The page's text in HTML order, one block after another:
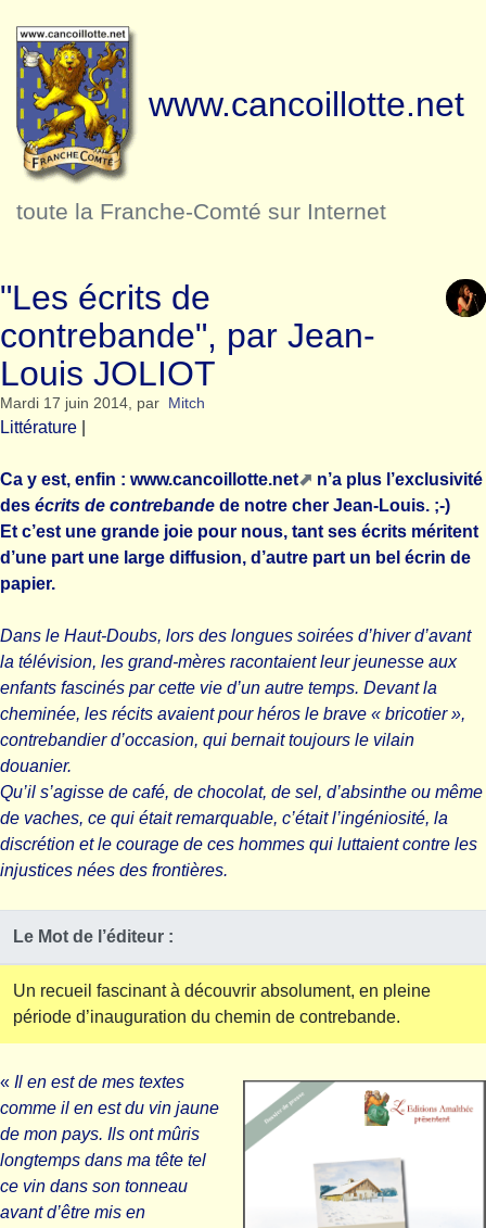
www.cancoillotte.net
toute la Franche-Comté sur Internet
"Les écrits de
contrebande", par Jean-
Louis JOLIOT
Mardi 17 juin 2014, par Mitch
Littérature
Ca y est, enfin : www.cancoillotte.net
n’a plus l’exclusivité
des écrits de contrebande de notre cher Jean-Louis. ;-)
Et c’est une grande joie pour nous, tant ses écrits méritent
d’une part une large diffusion, d’autre part un bel écrin de
papier.
Dans le Haut-Doubs, lors des longues soirées d’hiver d’avant
la télévision, les grand-mères racontaient leur jeunesse aux
enfants fascinés par cette vie d’un autre temps. Devant la
cheminée, les récits avaient pour héros le brave « bricotier »,
contrebandier d’occasion, qui bernait toujours le vilain
douanier.
Qu’il s’agisse de café, de chocolat, de sel, d’absinthe ou même
de vaches, ce qui était remarquable, c’était l’ingéniosité, la
discrétion et le courage de ces hommes qui luttaient contre les
injustices nées des frontières.
Le Mot de l’éditeur :
Un recueil fascinant à découvrir absolument, en pleine
période d’inauguration du chemin de contrebande.
« Il en est de mes textes
comme il en est du vin jaune
de mon pays. Ils ont mûris
longtemps dans ma tête tel
ce vin dans son tonneau
avant d’être mis en